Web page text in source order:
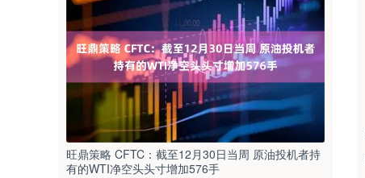
旺鼎策略 CFTC：截至12月30日当周 原油投机者持
有的WTI净空头头寸增加576手